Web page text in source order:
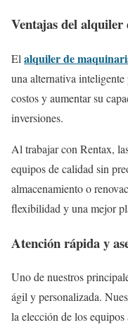
Ventajas del
El alquiler de
una alternativa inteligente
costos y aumentar su
inversiones.
Al trabajar con Rentax,
equipos de calidad sin
almacenamiento o
flexibilidad y una mejor
Atención rápida y
Uno de nuestros
ágil y personalizada.
la elección de los equipos